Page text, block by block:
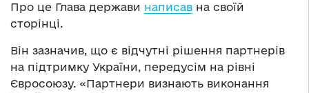
Про це Глава держави написав на своїй
сторінці.
Він зазначив, що є відчутні рішення партнерів
на підтримку України, передусім на рівні
Євросоюзу. «Партнери визнають виконання